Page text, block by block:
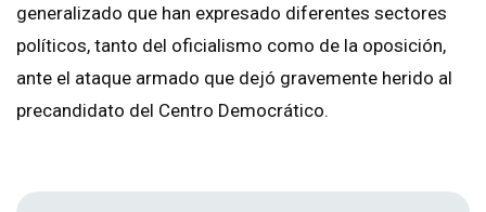
generalizado que han expresado diferentes sectores
políticos, tanto del oficialismo como de la oposición,
ante el ataque armado que dejó gravemente herido al
precandidato del Centro Democrático.